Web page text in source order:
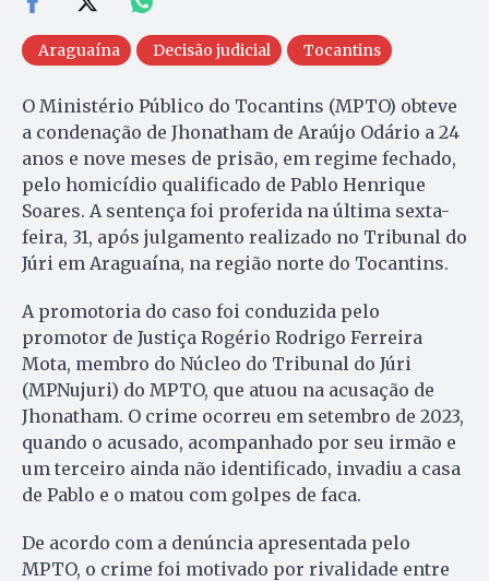
Araguaína Decisão judicial Tocantins
O Ministério Público do Tocantins (MPTO) obteve
a condenação de Jhonatham de Araújo Odário a 24
anos e nove meses de prisão, em regime fechado,
pelo homicídio qualificado de Pablo Henrique
Soares. A sentença foi proferida na última sexta-
feira, 31, após julgamento realizado no Tribunal do
Júri em Araguaína, na região norte do Tocantins.
A promotoria do caso foi conduzida pelo
promotor de Justiça Rogério Rodrigo Ferreira
Mota, membro do Núcleo do Tribunal do Júri
(MPNujuri) do MPTO, que atuou na acusação de
Jhonatham. O crime ocorreu em setembro de 2023,
quando o acusado, acompanhado por seu irmão e
um terceiro ainda não identificado, invadiu a casa
de Pablo e o matou com golpes de faca.
De acordo com a denúncia apresentada pelo
MPTO, o crime foi motivado por rivalidade entre